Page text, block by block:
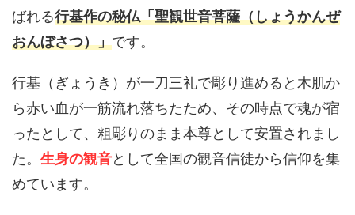
ばれる行基作の秘仏「聖観世音菩薩（しょうかんぜ
おんぼさつ）」です。
行基（ぎょうき）が一刀三礼で彫り進めると木肌か
ら赤い血が一筋流れ落ちたため、その時点で魂が宿
ったとして、粗彫りのまま本尊として安置されまし
た。 生身の観音として全国の観音信徒から信仰を集
めています。